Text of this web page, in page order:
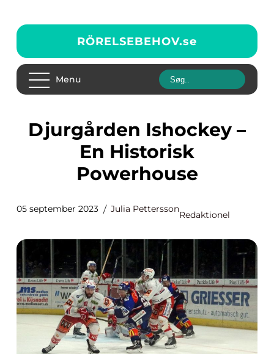
RÖRELSEBEHOV.se
Menu
Djurgården Ishockey –
En Historisk
Powerhouse
05 september 2023 Julia Pettersson
Redaktionel